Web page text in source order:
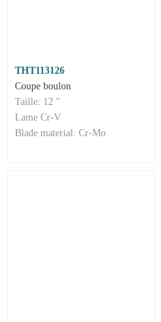
THT113126
Coupe boulon
Taille: 12 "
Lame Cr-V
Blade material: Cr-Mo